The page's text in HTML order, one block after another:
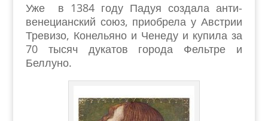
Уже в 1384 году Падуя создала анти-
венецианский союз, приобрела у Австрии
Тревизо, Конельяно и Ченеду и купила за
70 тысяч дукатов города Фельтре и
Беллуно.